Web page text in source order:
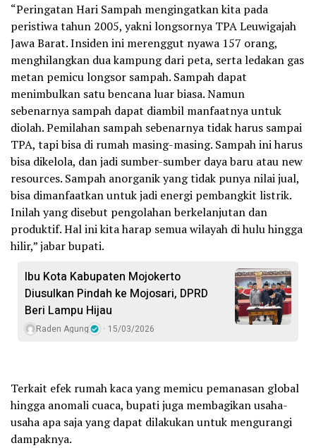
“Peringatan Hari Sampah mengingatkan kita pada
peristiwa tahun 2005, yakni longsornya TPA Leuwigajah
Jawa Barat. Insiden ini merenggut nyawa 157 orang,
menghilangkan dua kampung dari peta, serta ledakan gas
metan pemicu longsor sampah. Sampah dapat
menimbulkan satu bencana luar biasa. Namun
sebenarnya sampah dapat diambil manfaatnya untuk
diolah. Pemilahan sampah sebenarnya tidak harus sampai
TPA, tapi bisa di rumah masing-masing. Sampah ini harus
bisa dikelola, dan jadi sumber-sumber daya baru atau new
resources. Sampah anorganik yang tidak punya nilai jual,
bisa dimanfaatkan untuk jadi energi pembangkit listrik.
Inilah yang disebut pengolahan berkelanjutan dan
produktif. Hal ini kita harap semua wilayah di hulu hingga
hilir,” jabar bupati.
Ibu Kota Kabupaten Mojokerto
Diusulkan Pindah ke Mojosari, DPRD
Beri Lampu Hijau
Raden Agung 15/03/2026
Terkait efek rumah kaca yang memicu pemanasan global
hingga anomali cuaca, bupati juga membagikan usaha-
usaha apa saja yang dapat dilakukan untuk mengurangi
dampaknya.